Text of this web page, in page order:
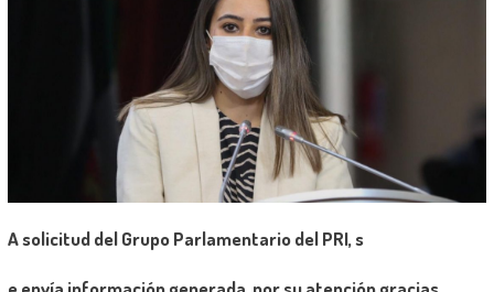
Asolicitud del Grupo Parlamentariodel PRI, s